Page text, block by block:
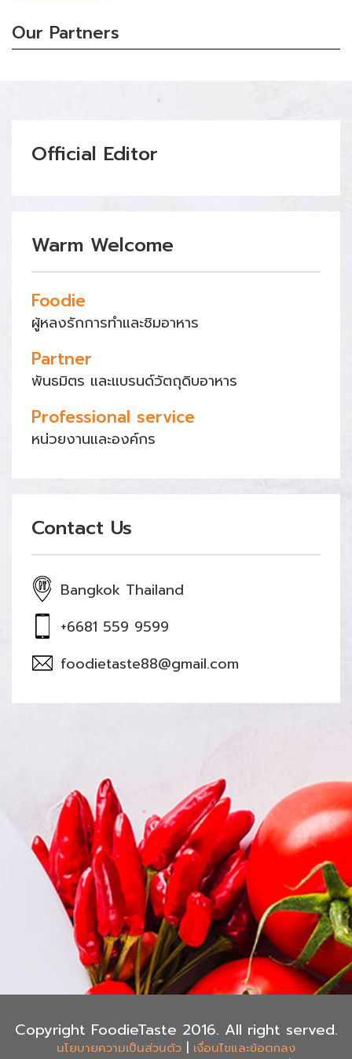
Our Partners
Official Editor
Warm Welcome
Foodie
ผู้หลงรักการทำและชิมอาหาร
Partner
พันธมิตร และแบรนด์วัตถุดิบอาหาร
Professional service
หน่วยงานและองค์กร
Contact Us
Bangkok Thailand
+6681 559 9599
foodietaste88@gmail.com
Copyright FoodieTaste 2016. All right served.
นโยบายความเป็นส่วนตัว | เงื่อนไขและข้อตกลง